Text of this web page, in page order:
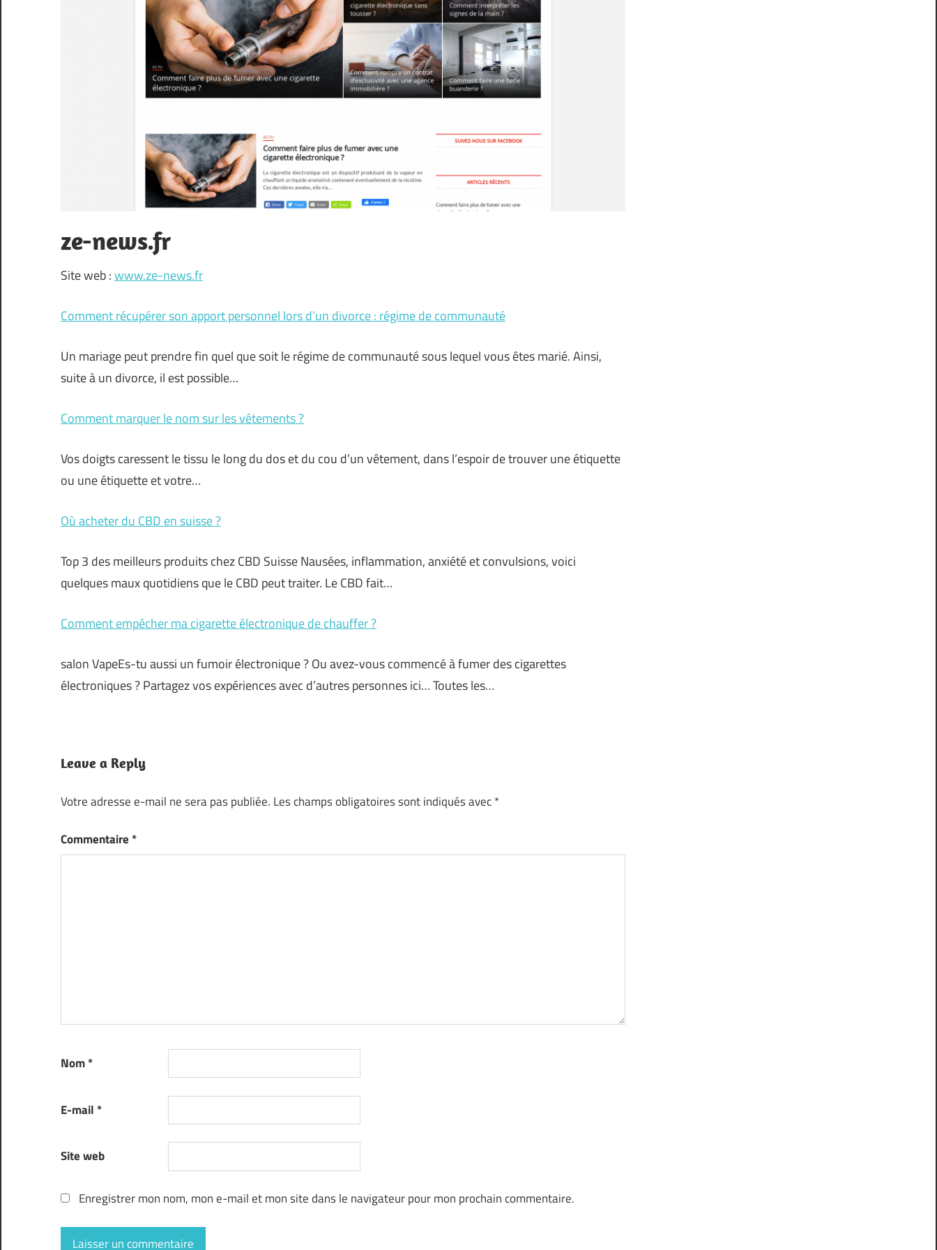
ze-news.fr
Site web :www.ze-news.fr
Comment récupérer son apport personnel lors d’un divorce : régime de communauté
Un mariage peut prendre fin quel que soit le régime de communauté sous lequel vous êtes marié. Ainsi,
suite à un divorce, il est possible…
Comment marquer le nom sur les vêtements ?
Vos doigts caressent le tissu le long du dos et du cou d’un vêtement, dans l’espoir de trouver une étiquette
ou une étiquette et votre…
Où acheter du CBD en suisse ?
Top 3 des meilleurs produits chez CBD Suisse Nausées, inflammation, anxiété et convulsions, voici
quelques maux quotidiens que le CBD peut traiter. Le CBD fait…
Comment empêcher ma cigarette électronique de chauffer ?
salon VapeEs-tu aussi un fumoir électronique ? Ou avez-vous commencé à fumer des cigarettes
électroniques ? Partagez vos expériences avec d’autres personnes ici… Toutes les…
Leave a Reply
Votre adresse e-mail ne sera pas publiée. Les champs obligatoires sont indiqués avec*
Commentaire *
Nom*
E-mail *
Site web
Enregistrer mon nom, mon e-mail et mon site dans le navigateur pour mon prochain commentaire.